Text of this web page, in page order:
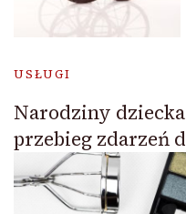
USŁUGI
Narodziny
przebieg zdarzeń